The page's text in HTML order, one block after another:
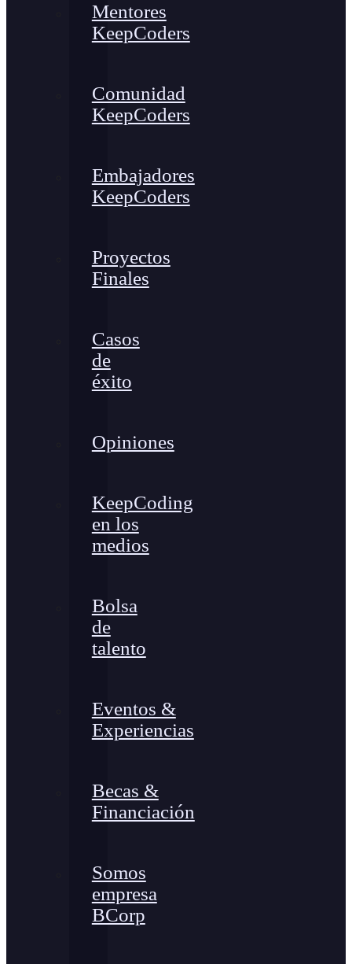
Mentores
KeepCoders
Comunidad
KeepCoders
Embajadores
KeepCoders
Proyectos
Finales
Casos
de
éxito
Opiniones
KeepCoding
en los
medios
Bolsa
de
talento
Eventos &
Experiencias
Becas &
Financiación
Somos
empresa
BCorp